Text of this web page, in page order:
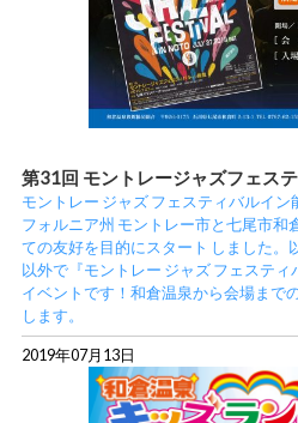
第31回 モントレージャズフェス
モントレー ジャズ フェスティバルイン
フォルニア州 モントレー市と七尾市和
ての友好を目的にスタート しました。
以外で『モントレー ジャズ フェステ
イベントです！和倉温泉から会場まで
します。
2019年07月13日